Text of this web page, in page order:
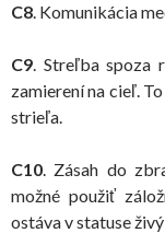
C8. Komunikácia
C9. Streľba spoza
zamierení na cieľ.
strieľa.
C10. Zásah do
možné použiť
ostáva v statuse